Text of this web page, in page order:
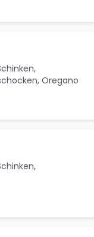
Oregano